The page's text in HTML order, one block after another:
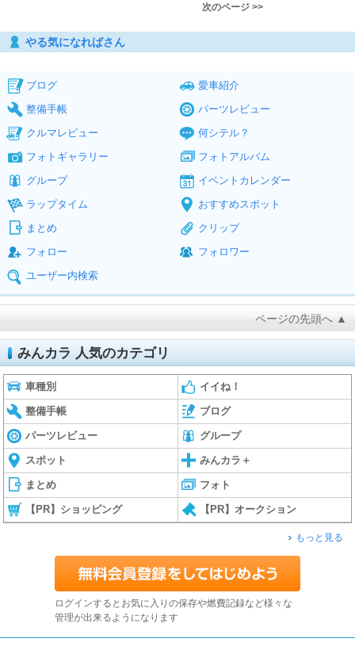
次のページ >>
やる気になればさん
ブログ
愛車紹介
整備手帳
パーツレビュー
クルマレビュー
何シテル？
フォトギャラリー
フォトアルバム
グループ
イベントカレンダー
ラップタイム
おすすめスポット
まとめ
クリップ
フォロー
フォロワー
ユーザー内検索
ページの先頭へ ▲
みんカラ 人気のカテゴリ
車種別 イイね！
整備手帳 ブログ
パーツレビュー グループ
スポット みんカラ＋
まとめ フォト
【PR】ショッピング 【PR】オークション
もっと見る
ログインするとお気に入りの保存や燃費記録など様々な
管理が出来るようになります